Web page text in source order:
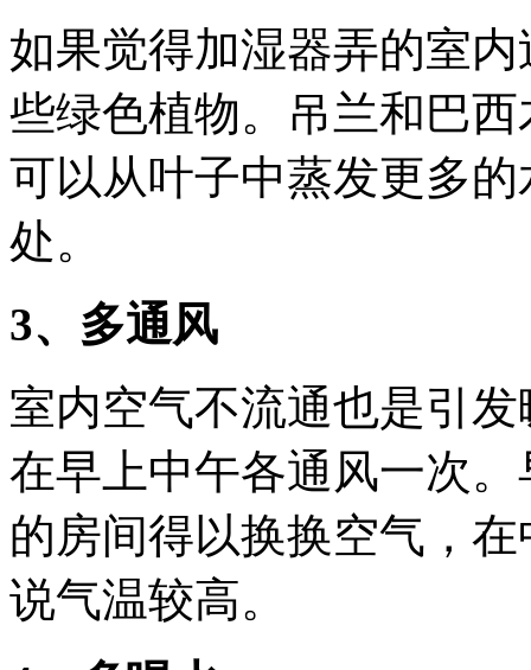
如果觉得加湿器弄的室
些绿色植物。吊兰和巴
可以从叶子中蒸发更多
处。
3、多通风
室内空气不流通也是引
在早上中午各通风一次
的房间得以换换空气，
说气温较高。